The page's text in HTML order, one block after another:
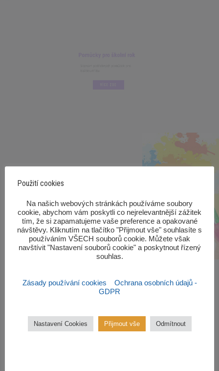
Kroužky začínají od října 2022.
Zájmové kroužky jsou
Použití cookies
‎Na našich webových stránkách používáme soubory
cookie, abychom vám poskytli co nejrelevantnější zážitek
tím, že si zapamatujeme vaše preference a opakované
návštěvy. Kliknutím na tlačítko "Přijmout vše" souhlasíte s
používáním VŠECH souborů cookie. Můžete však
navštívit "Nastavení souborů cookie" a poskytnout řízený
souhlas.‎
Zásady používání cookies
Ochrana osobních údajů -
GDPR
Nastavení Cookies Přijmout vše Odmítnout